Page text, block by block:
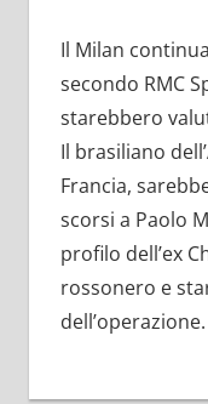
Il Milan
secondo RMC
starebbero
Il brasiliano
Francia,
scorsi a Paolo
profilo dell’ex
rossonero e
dell’operazione.